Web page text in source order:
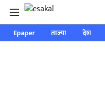
Epaper ताज्या देश